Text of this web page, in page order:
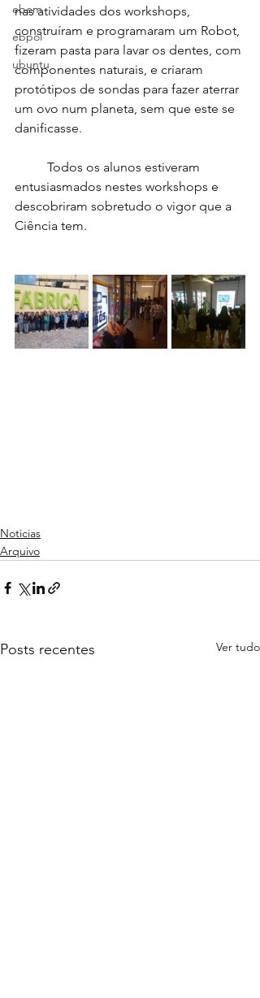
ebem
ebpol
ubuntu
nas atividades dos workshops,
construíram e programaram um Robot,
fizeram pasta para lavar os dentes, com
componentes naturais, e criaram
protótipos de sondas para fazer aterrar
um ovo num planeta, sem que este se
danificasse.
entusiasmados nestes workshops e
descobriram sobretudo o vigor que a
Ciência tem.
Noticias
Arquivo
Posts recentes Ver tudo